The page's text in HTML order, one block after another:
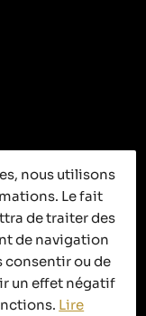
nous utilisons
Le fait
de traiter des
de navigation
consentir ou de
un effet négatif
Lire